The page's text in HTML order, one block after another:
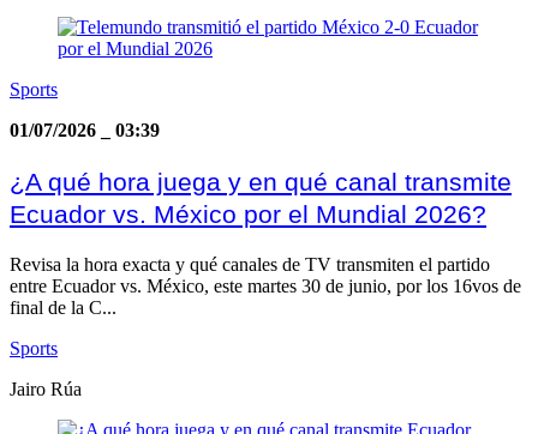
Sports
01/07/2026
03:39
¿A qué hora juega y en qué canal transmite
Ecuador vs. México por el Mundial 2026?
Revisa la hora exacta y qué canales de TV transmiten el partido
entre Ecuador vs. México, este martes 30 de junio, por los 16vos de
final de la C...
Sports
Jairo Rúa